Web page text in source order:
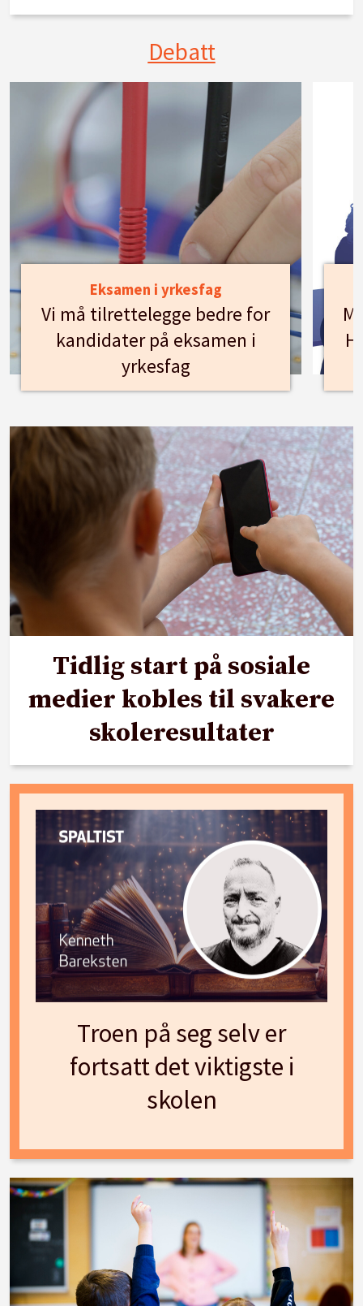
Debatt
Eksamen i yrkesfag
Vi må tilrettelegge bedre for
kandidater på eksamen i
yrkesfag
Tidlig start på sosiale
medier kobles til svakere
skoleresultater
Troen på seg selv er
fortsatt det viktigste i
skolen